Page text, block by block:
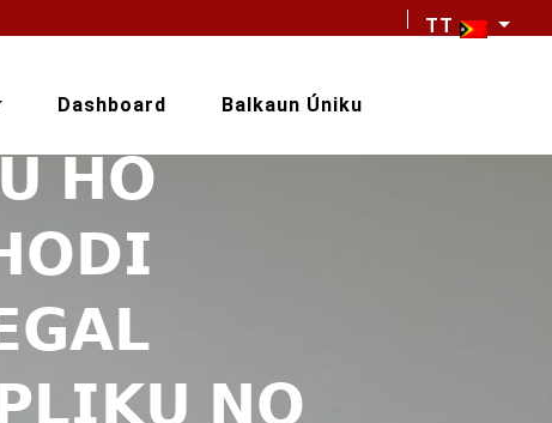
TT
Dashboard Balkaun Úniku
𝗛𝗢
𝗡𝗢